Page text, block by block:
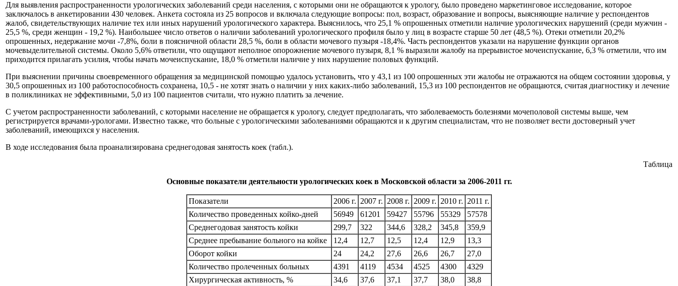
Для выявления распространенности урологических заболеваний среди населения, с которыми они не обращаются к урологу, было проведено маркетинговое исследование, которое
заключалось в анкетировании 430 человек. Анкета состояла из 25 вопросов и включала следующие вопросы: пол, возраст, образование и вопросы, выясняющие наличие у респондентов
жалоб, свидетельствующих наличие тех или иных нарушений урологического характера. Выяснилось, что 25,1 % опрошенных отметили наличие урологических нарушений (среди мужчин -
25,5 %, среди женщин - 19,2 %). Наибольшее число ответов о наличии заболеваний урологического профиля было у лиц в возрасте старше 50 лет (48,5 %). Отеки отметили 20,2%
опрошенных, недержание мочи -7,8%, боли в поясничной области 28,5 %, боли в области мочевого пузыря -18,4%. Часть респондентов указали на нарушение функции органов
мочевыделительной системы. Около 5,6% ответили, что ощущают неполное опорожнение мочевого пузыря, 8,1 % выразили жалобу на прерывистое мочеиспускание, 6,3 % отметили, что им
приходится прилагать усилия, чтобы начать мочеиспускание, 18,0 % отметили наличие у них нарушение половых функций.
При выяснении причины своевременного обращения за медицинской помощью удалось установить, что у 43,1 из 100 опрошенных эти жалобы не отражаются на общем состоянии здоровья, у
30,5 опрошенных из 100 работоспособность сохранена, 10,5 - не хотят знать о наличии у них каких-либо заболеваний, 15,3 из 100 респондентов не обращаются, считая диагностику и лечение
в поликлиниках не эффективными, 5,0 из 100 пациентов считали, что нужно платить за лечение.
С учетом распространенности заболеваний, с которыми население не обращается к урологу, следует предполагать, что заболеваемость болезнями мочеполовой системы выше, чем
регистрируется врачами-урологами. Известно также, что больные с урологическими заболеваниями обращаются и к другим специалистам, что не позволяет вести достоверный учет
заболеваний, имеющихся у населения.
В ходе исследования была проанализирована среднегодовая занятость коек (табл.).
Таблица
Основные показатели деятельности урологических коек в Московской области за 2006-2011 гг.
Показатели 2006 г. 2007 г. 2008 г. 2009 г. 2010 г. 2011 г.
Количество проведенных койко-дней
56949 61201 59427 55796 55329
57578
Среднегодовая занятость койки
299,7 322 344,6 328,2 345,8
359,9
Среднее пребывание больного на койке
12,4 12,7 12,5 12,4 12,9
13,3
Оборот койки
24 24,2 27,6 26,6 26,7
27,0
Количество пролеченных больных
4391 4119 4534 4525 4300
4329
Хирургическая активность, %
34,6 37,6 37,1 37,7 38,0
38,8